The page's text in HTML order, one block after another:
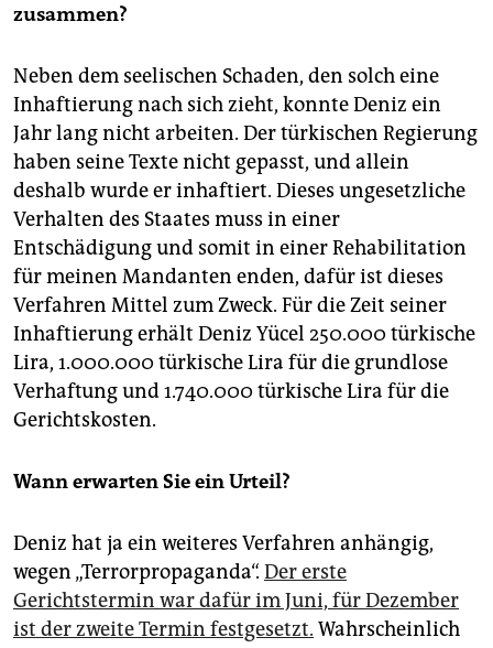
zusammen?
Neben dem seelischen Schaden, den solch eine
Inhaftierung nach sich zieht, konnte Deniz ein
Jahr lang nicht arbeiten. Der türkischen Regierung
haben seine Texte nicht gepasst, und allein
deshalb wurde er inhaftiert. Dieses ungesetzliche
Verhalten des Staates muss in einer
Entschädigung und somit in einer Rehabilitation
für meinen Mandanten enden, dafür ist dieses
Verfahren Mittel zum Zweck. Für die Zeit seiner
Inhaftierung erhält Deniz Yücel 250.000 türkische
Lira, 1.000.000 türkische Lira für die grundlose
Verhaftung und 1.740.000 türkische Lira für die
Gerichtskosten.
Wann erwarten Sie ein Urteil?
Deniz hat ja ein weiteres Verfahren anhängig,
wegen „Terrorpropaganda“. Der erste
Gerichtstermin war dafür im Juni, für Dezember
ist der zweite Termin festgesetzt. Wahrscheinlich